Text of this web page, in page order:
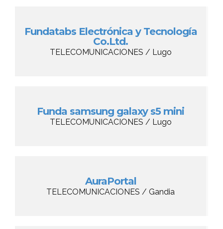
Fundatabs Electrónica y Tecnología
Co.Ltd.
TELECOMUNICACIONES / Lugo
Funda samsung galaxy s5 mini
TELECOMUNICACIONES / Lugo
AuraPortal
TELECOMUNICACIONES / Gandia